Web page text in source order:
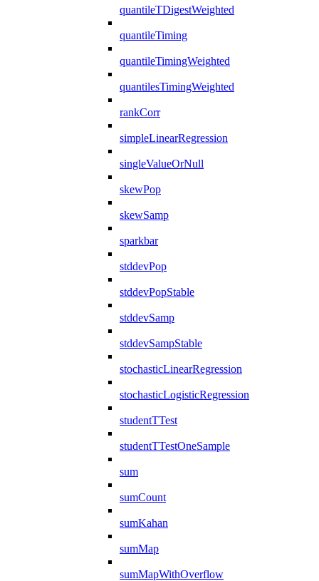
quantileTDigestWeighted
quantileTiming
quantileTimingWeighted
quantilesTimingWeighted
rankCorr
simpleLinearRegression
singleValueOrNull
skewPop
skewSamp
sparkbar
stddevPop
stddevPopStable
stddevSamp
stddevSampStable
stochasticLinearRegression
stochasticLogisticRegression
studentTTest
studentTTestOneSample
sum
sumCount
sumKahan
sumMap
sumMapWithOverflow